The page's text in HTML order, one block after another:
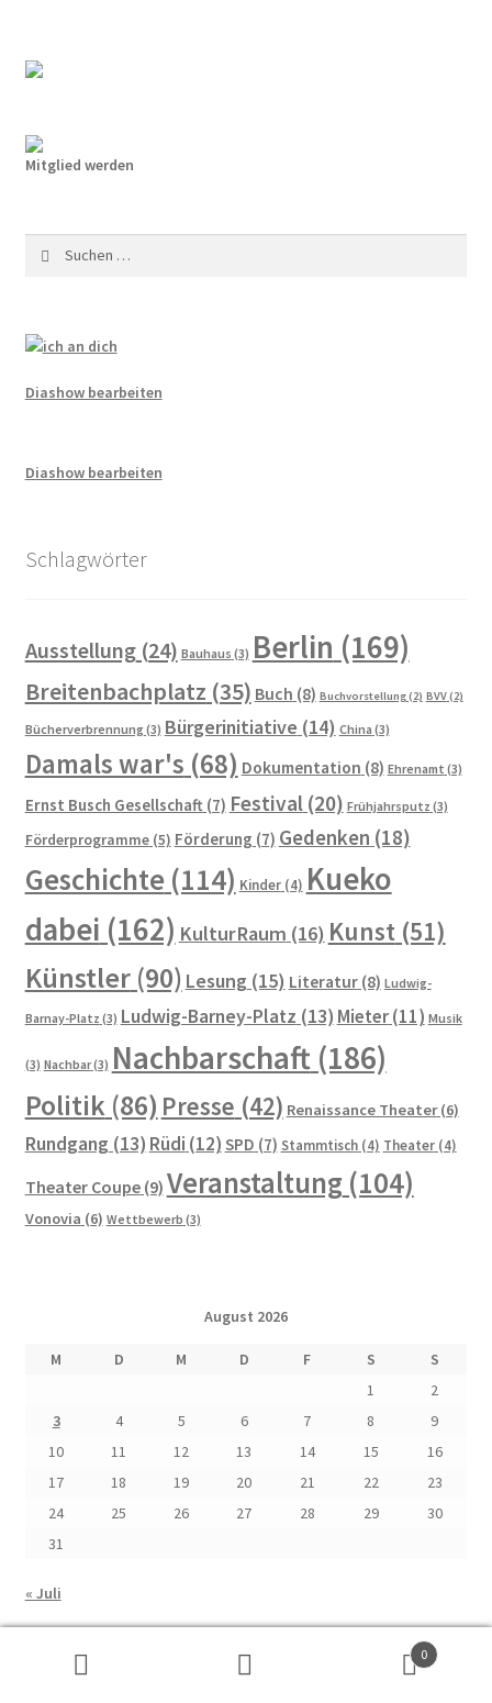
Mitglied werden
Diashow bearbeiten
Diashow bearbeiten
Schlagwörter
Ausstellung(24) Bauhaus (3) Berlin (169)
Breitenbachplatz (35) Buch (8) Buchvorstellung(2) BVV(2)
Bücherverbrennung (3) Bürgerinitiative (14) China (3)
Damals war's (68) Dokumentation (8) Ehrenamt (3)
Ernst Busch Gesellschaft(7) Festival(20) Frühjahrsputz (3)
Förderprogramme(5) Förderung (7) Gedenken (18)
Geschichte(114) Kinder(4) Kueko
dabei (162) KulturRaum (16) Kunst(51)
Künstler(90) Lesung (15) Literatur(8) Ludwig-
Barnay-Platz (3) Ludwig-Barney-Platz (13) Mieter(11) Musik
(3) Nachbar(3) Nachbarschaft(186)
Politik(86) Presse (42) Renaissance Theater(6)
Rundgang (13) Rüdi (12) SPD (7) Stammtisch(4) Theater(4)
Theater Coupe(9) Veranstaltung (104)
Vonovia (6) Wettbewerb (3)
August 2026
M D M D F S
S
1
2
3
4 5 6 7 8
9
10
11 12 13 14 15
16
17
18 19 20 21 22
23
24
25 26 27 28 29
30
31
« Juli
Warenkorb
0